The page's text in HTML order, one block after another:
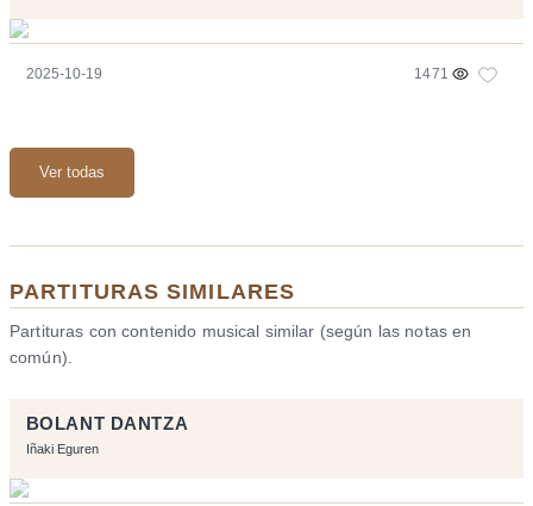
2025-10-19 1471
Ver todas
PARTITURAS SIMILARES
Partituras con contenido musical similar (según las notas en
común).
BOLANT DANTZA
Iñaki Eguren